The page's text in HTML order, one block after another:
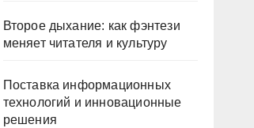
Второе дыхание: как фэнтези
меняет читателя и культуру
Поставка информационных
технологий и инновационные
решения